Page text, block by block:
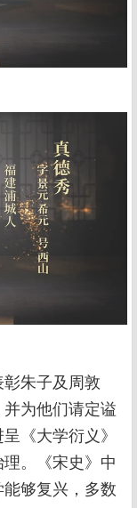
朱子及周敦
为他们请定谥
《大学衍义》
。《宋史》中
够复兴，多数